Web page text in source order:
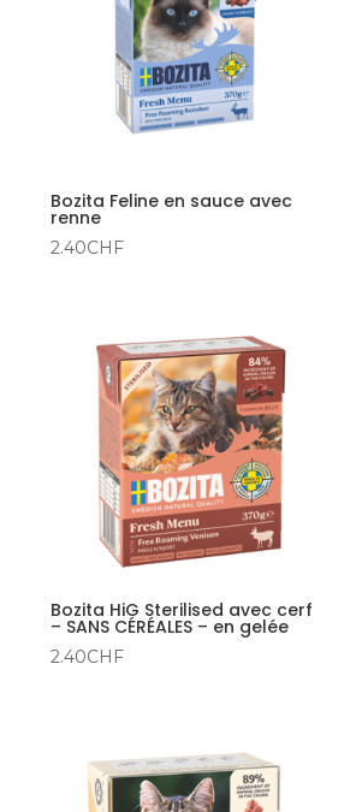
Bozita Feline en sauce avec
renne
2.40CHF
Bozita HiG Sterilised avec cerf
– SANS CÉRÉALES – en gelée
2.40CHF